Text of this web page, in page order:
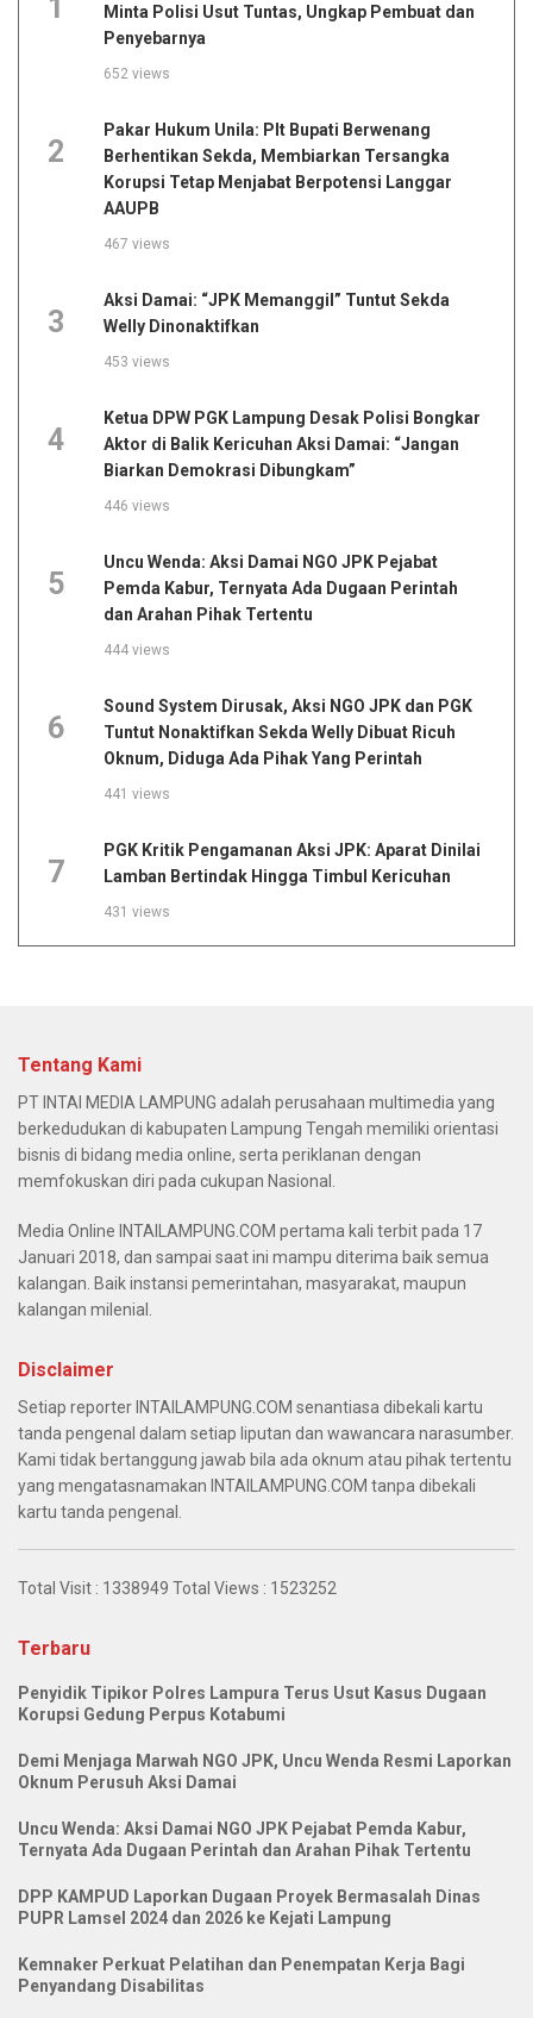
1
Minta Polisi Usut Tuntas, Ungkap Pembuat dan
Penyebarnya
652 views
2
Pakar Hukum Unila: Plt Bupati Berwenang
Berhentikan Sekda, Membiarkan Tersangka
Korupsi Tetap Menjabat Berpotensi Langgar
AAUPB
467 views
3
Aksi Damai: “JPK Memanggil” Tuntut Sekda
Welly Dinonaktifkan
453 views
4
Ketua DPW PGK Lampung Desak Polisi Bongkar
Aktor di Balik Kericuhan Aksi Damai: “Jangan
Biarkan Demokrasi Dibungkam”
446 views
5
Uncu Wenda: Aksi Damai NGO JPK Pejabat
Pemda Kabur, Ternyata Ada Dugaan Perintah
dan Arahan Pihak Tertentu
444 views
6
Sound System Dirusak, Aksi NGO JPK dan PGK
Tuntut Nonaktifkan Sekda Welly Dibuat Ricuh
Oknum, Diduga Ada Pihak Yang Perintah
441 views
7
PGK Kritik Pengamanan Aksi JPK: Aparat Dinilai
Lamban Bertindak Hingga Timbul Kericuhan
431 views
Tentang Kami
PT INTAI MEDIA LAMPUNG adalah perusahaan multimedia yang
berkedudukan di kabupaten Lampung Tengah memiliki orientasi
bisnis di bidang media online, serta periklanan dengan
memfokuskan diri pada cukupan Nasional.
Media Online INTAILAMPUNG.COM pertama kali terbit pada 17
Januari 2018, dan sampai saat ini mampu diterima baik semua
kalangan. Baik instansi pemerintahan, masyarakat, maupun
kalangan milenial.
Disclaimer
Setiap reporter INTAILAMPUNG.COM senantiasa dibekali kartu
tanda pengenal dalam setiap liputan dan wawancara narasumber.
Kami tidak bertanggung jawab bila ada oknum atau pihak tertentu
yang mengatasnamakan INTAILAMPUNG.COM tanpa dibekali
kartu tanda pengenal.
Total Visit : 1338949 Total Views : 1523252
Terbaru
Penyidik Tipikor Polres Lampura Terus Usut Kasus Dugaan
Korupsi Gedung Perpus Kotabumi
Demi Menjaga Marwah NGO JPK, Uncu Wenda Resmi Laporkan
Oknum Perusuh Aksi Damai
Uncu Wenda: Aksi Damai NGO JPK Pejabat Pemda Kabur,
Ternyata Ada Dugaan Perintah dan Arahan Pihak Tertentu
DPP KAMPUD Laporkan Dugaan Proyek Bermasalah Dinas
PUPR Lamsel 2024 dan 2026 ke Kejati Lampung
Kemnaker Perkuat Pelatihan dan Penempatan Kerja Bagi
Penyandang Disabilitas